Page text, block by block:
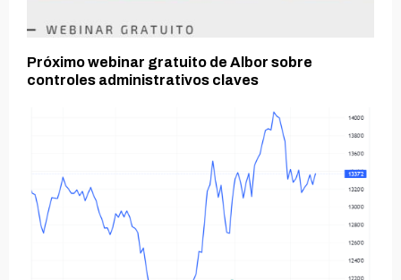
Próximo webinar gratuito de Albor sobre
controles administrativos claves